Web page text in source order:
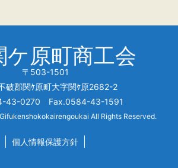
ケ原町商工会
〒503-1501
破郡関ｹ原町大字関ｹ原2682-2
43-0270 Fax.0584-43-1591
All Rights Reserved.
個人情報保護方針